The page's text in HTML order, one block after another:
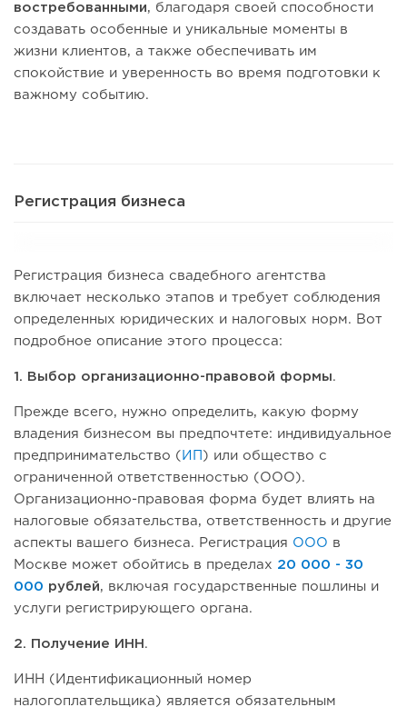
востребованными, благодаря своей способности
создавать особенные и уникальные моменты в
жизни клиентов, а также обеспечивать им
спокойствие и уверенность во время подготовки к
важному событию.
Регистрация бизнеса
Регистрация бизнеса свадебного агентства
включает несколько этапов и требует соблюдения
определенных юридических и налоговых норм. Вот
подробное описание этого процесса:
1. Выбор организационно-правовой формы.
Прежде всего, нужно определить, какую форму
владения бизнесом вы предпочтете: индивидуальное
предпринимательство ( ИП ) или общество с
ограниченной ответственностью (ООО).
Организационно-правовая форма будет влиять на
налоговые обязательства, ответственность и другие
аспекты вашего бизнеса. Регистрация ООО в
Москве может обойтись в пределах 20 000 - 30
000 рублей, включая государственные пошлины и
услуги регистрирующего органа.
2. Получение ИНН .
ИНН (Идентификационный номер
налогоплательщика) является обязательным